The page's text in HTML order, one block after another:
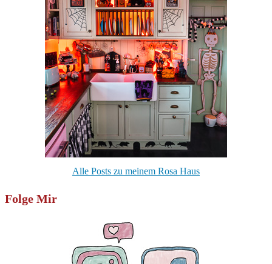
Alle Posts zu meinem Rosa Haus
Folge Mir